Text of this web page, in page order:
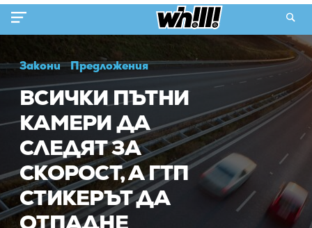
Закони Предложения
ВСИЧКИ ПЪТНИ
КАМЕРИ ДА
СЛЕДЯТ ЗА
СКОРОСТ, А ГТП
СТИКЕРЪТ ДА
ОТПАДНЕ